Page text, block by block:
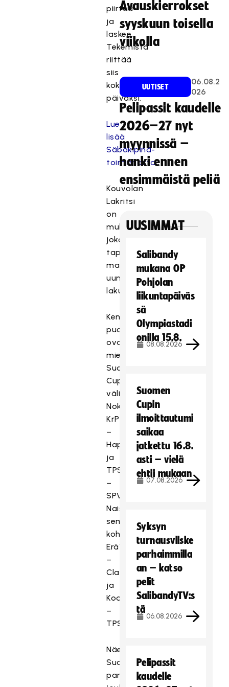
piirtää
ja
laskee.
Tekemistä
riittää
siis
koko
päiväksi.
Lue
lisää
Säbäkipinä-
toiminnasta
Kouvolan
Lakritsi
on
mukana
jokaisena
tapahtumapäivänä
maistattamassa
uunituoretta
lakua.
Kentän
puolella
ovat
miesten
Suomen
Cupin
välieräparit
Nokian
KrP
–
Happee
ja
TPS
–
SPV.
Naisten
semifinaaleissa
kohtaavat
EräViikingit
–
Classic
ja
Koovee
–
TPS.
Näe
Suomen
parhaat
Avauskierrokset
syyskuun toisella
viikolla
UUTISET
06.08.2
026
Pelipassit kaudelle
2026–27 nyt
myynnissä –
hanki ennen
ensimmäistä peliä
UUSIMMAT
Salibandy
mukana OP
Pohjolan
liikuntapäiväs
sä
Olympiastadi
onilla 15.8.
08.08.2026
Suomen
Cupin
ilmoittautumi
saikaa
jatkettu 16.8.
asti – vielä
ehtii mukaan
07.08.2026
Syksyn
turnausvilske
parhaimmilla
an – katso
pelit
SalibandyTV:s
tä
06.08.2026
Pelipassit
kaudelle